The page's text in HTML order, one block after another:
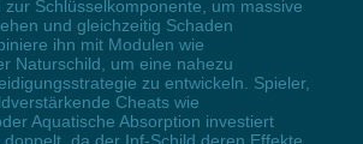
zur Schlüsselkomponente, um massive
und gleichzeitig Schaden
ihn mit Modulen wie
Naturschild, um eine nahezu
zu entwickeln. Spieler,
Cheats wie
Aquatische Absorption investiert